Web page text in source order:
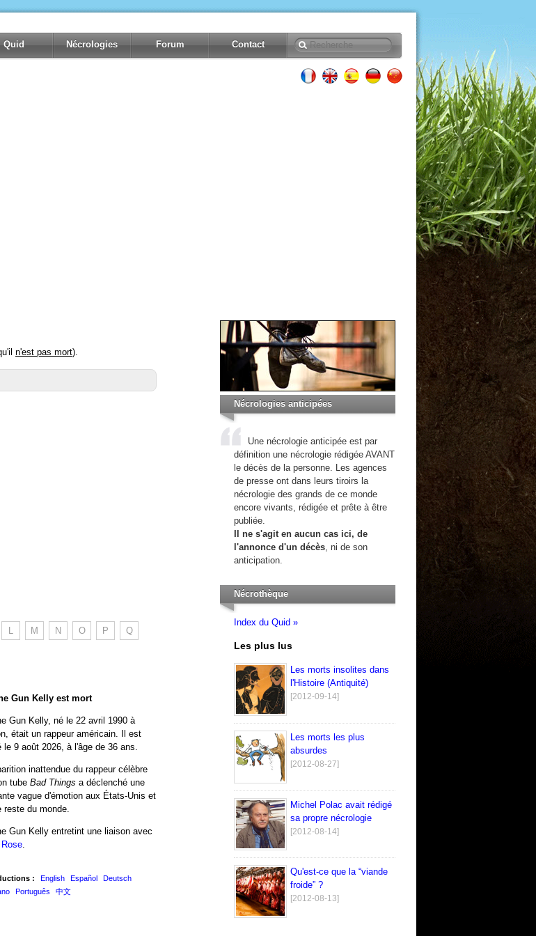
Quid Nécrologies Forum Contact
n'est pas mort).
L M N O P Q
Gun Kelly est mort
Gun Kelly, né le 22 avril 1990 à
était un rappeur américain. Il est
le 9 août 2026, à l'âge de 36 ans.
inattendue du rappeur célèbre
tube Bad Things a déclenché une
vague d'émotion aux États-Unis et
reste du monde.
Gun Kelly entretint une liaison avec
: English Español
Deutsch
Português 中文
Nécrologies anticipées
Une nécrologie anticipée est par
définition une nécrologie rédigée AVANT
le décès de la personne. Les agences
de presse ont dans leurs tiroirs la
nécrologie des grands de ce monde
encore vivants, rédigée et prête à être
publiée.
Il ne s'agit en aucun cas ici, de
l'annonce d'un décès, ni de son
anticipation.
Nécrothèque
Index du Quid »
Les plus lus
Les morts insolites dans
l'Histoire (Antiquité)
[2012-09-14]
Les morts les plus
absurdes
[2012-08-27]
Michel Polac avait rédigé
sa propre nécrologie
[2012-08-14]
Qu'est-ce que la “viande
froide” ?
[2012-08-13]